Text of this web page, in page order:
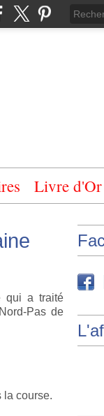
Livre d'Or
qui a traité
Pas de
la course.